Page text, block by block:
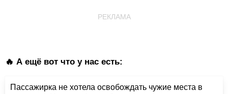
РЕКЛАМА
🔥 А ещё вот что у нас есть:
Пассажирка не хотела освобождать чужие места в